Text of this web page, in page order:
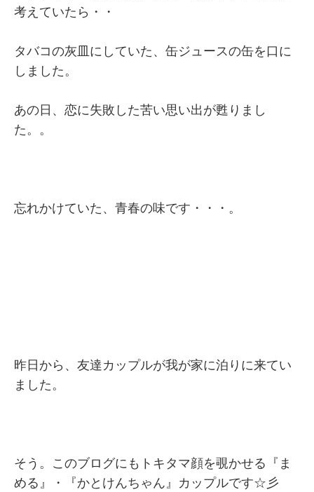
考えていたら・・
タバコの灰皿にしていた、缶ジュースの缶を口に
しました。
あの日、恋に失敗した苦い思い出が甦りまし
た。。
忘れかけていた、青春の味です・・・。
昨日から、友達カップルが我が家に泊りに来てい
ました。
そう。このブログにもトキタマ顔を覗かせる『ま
める』・『かとけんちゃん』カップルです☆彡